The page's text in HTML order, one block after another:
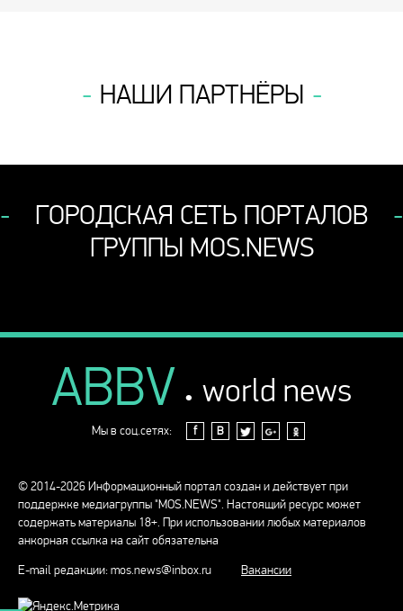
НАШИ ПАРТНЁРЫ
ГОРОДСКАЯ СЕТЬ ПОРТАЛОВ
ГРУППЫ MOS.NEWS
ABBV . world news
Мы в соц.сетях: f В
© 2014-2026 Информационный портал создан и действует при
поддержке медиагруппы "MOS.NEWS". Настоящий ресурс может
содержать материалы 18+. При использовании любых материалов
анкорная ссылка на сайт обязательна
E-mail редакции:mos.news@inbox.ru Вакансии